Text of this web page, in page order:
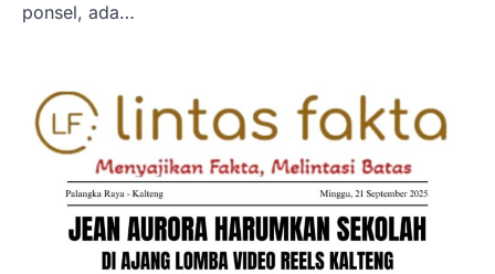
ponsel, ada…